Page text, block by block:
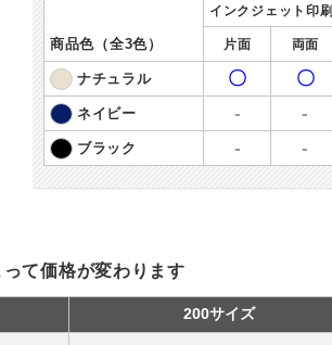
インクジェット印刷
商品色（全3色） 片面 両面
ナチュラル 〇 〇
ネイビー - -
ブラック - -
て価格が変わります
200サイズ